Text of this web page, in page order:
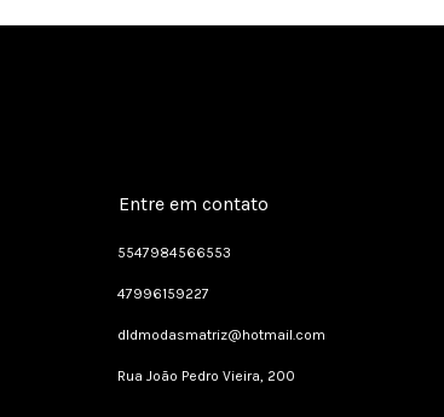
Entre em contato
5547984566553
47996159227
dldmodasmatriz@hotmail.com
Rua João Pedro Vieira, 200